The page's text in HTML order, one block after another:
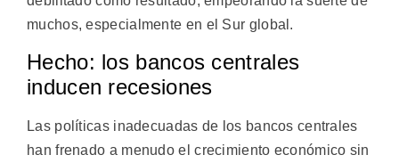
muchos, especialmente en el Sur global.
Hecho: los bancos centrales
inducen recesiones
Las políticas inadecuadas de los bancos centrales
han frenado a menudo el crecimiento económico sin